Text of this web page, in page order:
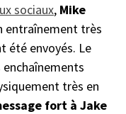
sociaux, Mike
entraînement très
été envoyés. Le
très en
fort à Jake